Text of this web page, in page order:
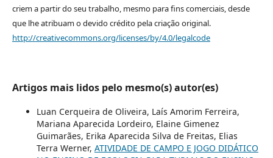
criem a partir do seu trabalho, mesmo para fins comerciais, desde
que lhe atribuam o devido crédito pela criação original.
http://creativecommons.org/licenses/by/4.0/legalcode
Artigos mais lidos pelo mesmo(s) autor(es)
Luan Cerqueira de Oliveira, Laís Amorim Ferreira,
Mariana Aparecida Lordeiro, Elaine Gimenez
Guimarães, Erika Aparecida Silva de Freitas, Elias
Terra Werner, ATIVIDADE DE CAMPO E JOGO DIDÁTICO